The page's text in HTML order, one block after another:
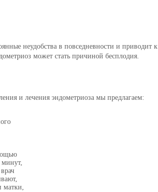
неудобства в повседневности и приводит к
может стать причиной бесплодия.
и лечения эндометриоза мы предлагаем:
минут,
матки,